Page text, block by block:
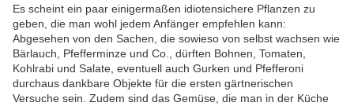
Es scheint ein paar einigermaßen idiotensichere Pflanzen zu
geben, die man wohl jedem Anfänger empfehlen kann:
Abgesehen von den Sachen, die sowieso von selbst wachsen wie
Bärlauch, Pfefferminze und Co., dürften Bohnen, Tomaten,
Kohlrabi und Salate, eventuell auch Gurken und Pfefferoni
durchaus dankbare Objekte für die ersten gärtnerischen
Versuche sein. Zudem sind das Gemüse, die man in der Küche